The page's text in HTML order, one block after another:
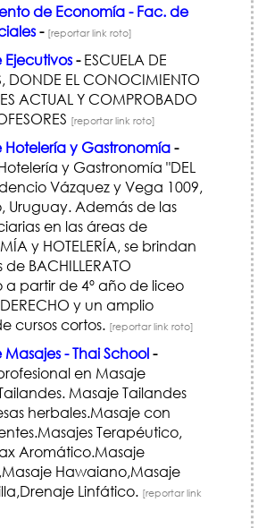
de Economía - Fac. de
- [reportar link roto]
Ejecutivos-ESCUELA DE
DONDE EL CONOCIMIENTO
ACTUAL Y COMPROBADO
[reportar link roto]
Hotelería y Gastronomía-
y Gastronomía "DEL
Vázquez y Vega 1009,
Uruguay. Además de las
en las áreas de
y HOTELERÍA, se brindan
BACHILLERATO
a partir de 4º año de liceo
y un amplio
cursos cortos. [reportar link roto]
- Thai School-
en Masaje
Masaje Tailandes
herbales.Masaje con
Terapéutico,
Aromático.Masaje
Hawaiano,Masaje
Linfático. [reportar link